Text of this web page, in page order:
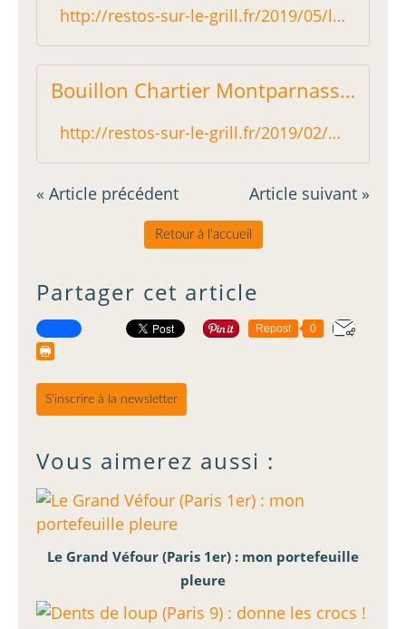
http://restos-sur-le-grill.fr/2019/05/le-petit-bouillon-pharamond-paris-1-le-meilleur-bouillon-de-paris.html
Bouillon Chartier Montparnasse (Paris 6) : sans surprise - Restos sur le Grill - Blog critique des restaurants de Paris indépendant !
http://restos-sur-le-grill.fr/2019/02/bouillon-chartier-montparnasse-paris-6-sans-surprise.html
« Article précédent Article suivant »
Retour à l'accueil
Partager cet article
Repost 0
S'inscrire à la newsletter
Vous aimerez aussi :
Le Grand Véfour (Paris 1er) : mon portefeuille
pleure